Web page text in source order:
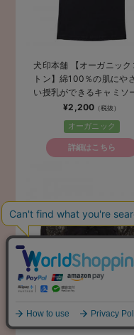
犬印本舗 【オーガニック
トン】綿100％の肌にや
い授乳ができるキャミソ
【出産後も長く使える】
¥2,200
オーガニック
詳細はこちら